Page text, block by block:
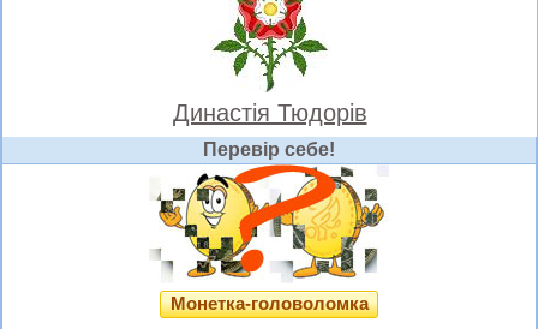
Династія Тюдорів
Перевір себе!
Монетка-головоломка